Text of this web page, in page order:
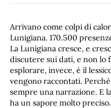
Arrivano come colpi di
Lunigiana. 170.500
La Lunigiana cresce, e
discutere sui dati, e non lo
esplorare, invece, è il
vengono raccontati.
sempre una narrazione. E
ha un sapore molto preciso.